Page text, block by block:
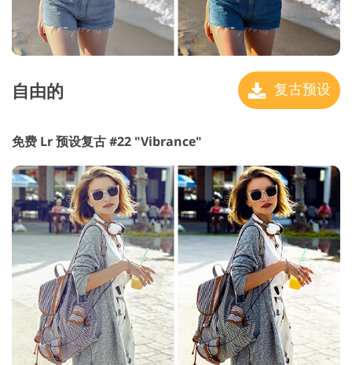
自由的 复古预设
免费 Lr 预设复古 #22 "Vibrance"